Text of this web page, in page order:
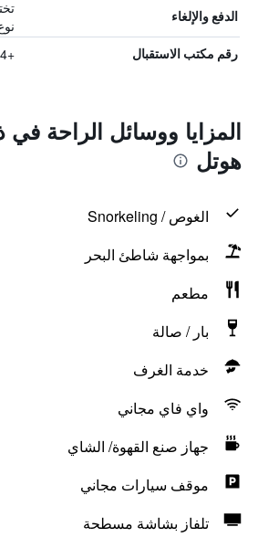
الدفع والإلغاء
رقم مكتب الاستقبال +44 1481 264044
المزايا ووسائل الراحة في
هوتل
الغوص / Snorkeling
بمواجهة شاطئ البحر
مطعم
بار / صالة
خدمة الغرف
واي فاي مجاني
جهاز صنع القهوة/ الشاي
موقف سيارات مجاني
تلفاز بشاشة مسطحة